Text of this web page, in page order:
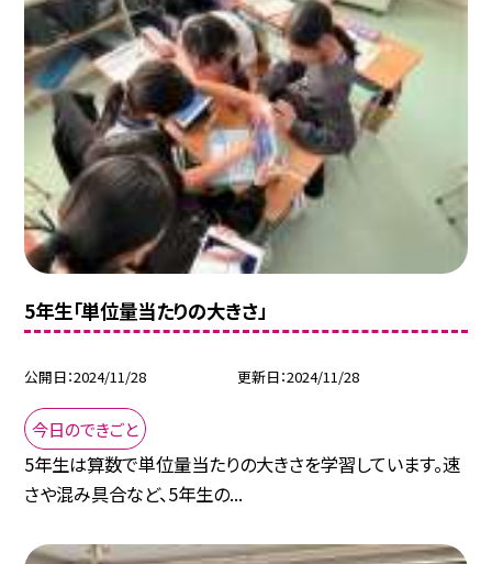
5年生「単位量当たりの大きさ」
公開日 2024/11/28 更新日 2024/11/28
今日のできごと
5年生は算数で単位量当たりの大きさを学習しています。速
さや混み具合など、5年生の...